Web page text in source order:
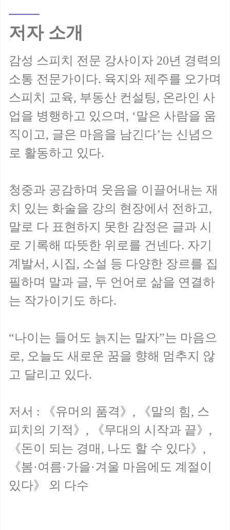
저자 소개
감성 스피치 전문 강사이자 20년 경력의
소통 전문가이다. 육지와 제주를 오가며
스피치 교육, 부동산 컨설팅, 온라인 사
업을 병행하고 있으며, ‘말은 사람을 움
직이고, 글은 마음을 남긴다’는 신념으
로 활동하고 있다.
청중과 공감하며 웃음을 이끌어내는 재
치 있는 화술을 강의 현장에서 전하고,
말로 다 표현하지 못한 감정은 글과 시
로 기록해 따뜻한 위로를 건넨다. 자기
계발서, 시집, 소설 등 다양한 장르를 집
필하며 말과 글, 두 언어로 삶을 연결하
는 작가이기도 하다.
“나이는 들어도 늙지는 말자”는 마음으
로, 오늘도 새로운 꿈을 향해 멈추지 않
고 달리고 있다.
저서 : 《유머의 품격》, 《말의 힘, 스
피치의 기적》, 《무대의 시작과 끝》,
《돈이 되는 경매, 나도 할 수 있다》,
《봄·여름·가을·겨울 마음에도 계절이